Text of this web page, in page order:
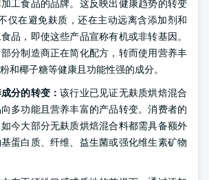
工食品的品牌。这反映出健康趋势的转变
仅在避免麸质，还在主动远离含添加剂和
品，即使这些产品宣称有机或非转基因。
分制造商正在简化配方，转而使用营养丰
和椰子糖等健康且功能性强的成分。
分的转变：该行业已见证无麸质烘焙混合
多功能且营养丰富的产品转变。消费者的
今大部分无麸质烘焙混合料都需具备额外
蛋白质、纤维、益生菌或强化维生素矿物